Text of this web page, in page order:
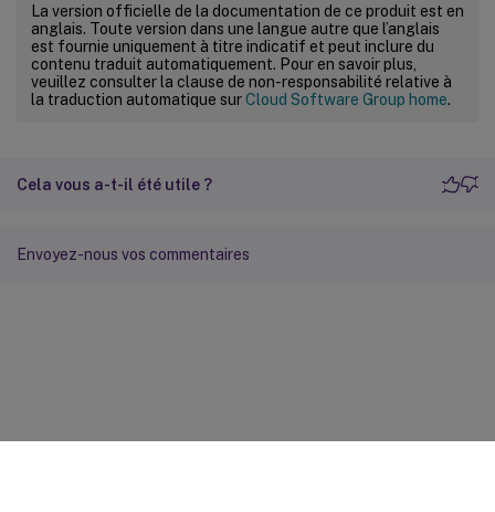
La version officielle de la documentation de ce produit est en
anglais. Toute version dans une langue autre que l’anglais
est fournie uniquement à titre indicatif et peut inclure du
contenu traduit automatiquement. Pour en savoir plus,
veuillez consulter la clause de non-responsabilité relative à
la traduction automatique surCloud Software Group home.
Cela vous a-t-il été utile ?
Envoyez-nous vos commentaires